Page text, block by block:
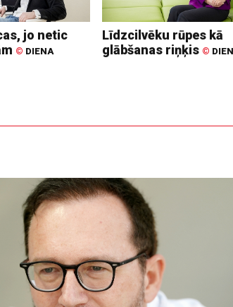
jo netic
© DIENA
Līdzcilvēku rūpes kā
glābšanas riņķis ©